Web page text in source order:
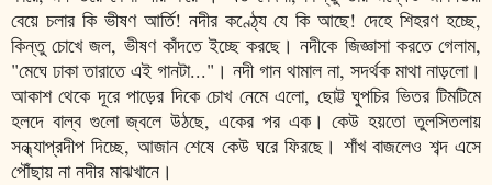
বেয়ে চলার কি ভীষণ আর্তি! নদীর কণ্ঠ্যে যে কি আছে! দেহে শিহরণ হচ্ছে,
কিন্তু চোখে জল, ভীষণ কাঁদতে ইচ্ছে করছে। নদীকে জিজ্ঞাসা করতে গেলাম,
"মেঘে ঢাকা তারাতে এই গানটা..."। নদী গান থামাল না, সদর্থক মাথা নাড়লো।
আকাশ থেকে দূরে পাড়ের দিকে চোখ নেমে এলো, ছোট্ট ঘুপচির ভিতর টিমটিমে
হলদে বাল্ব গুলো জ্বলে উঠছে, একের পর এক। কেউ হয়তো তুলসিতলায়
সন্ধ্যাপ্রদীপ দিচ্ছে, আজান শেষে কেউ ঘরে ফিরছে। শাঁখ বাজলেও শব্দ এসে
পৌঁছায় না নদীর মাঝখানে।